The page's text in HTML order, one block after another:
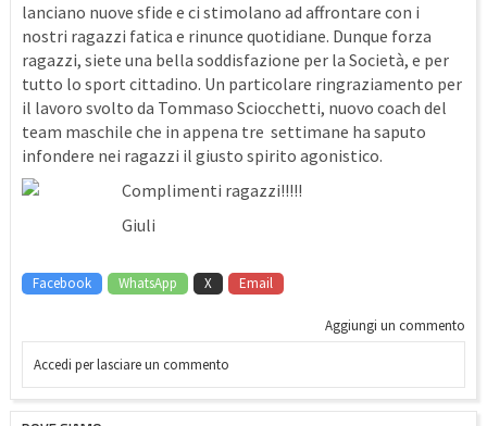
lanciano nuove sfide e ci stimolano ad affrontare con i
nostri ragazzi fatica e rinunce quotidiane. Dunque forza
ragazzi, siete una bella soddisfazione per la Società, e per
tutto lo sport cittadino. Un particolare ringraziamento per
il lavoro svolto da Tommaso Sciocchetti, nuovo coach del
team maschile che in appena tre settimane ha saputo
infondere nei ragazzi il giusto spirito agonistico.
Complimenti ragazzi!!!!!
Giuli
Facebook WhatsApp X Email
Aggiungi un commento
Accedi per lasciare un commento